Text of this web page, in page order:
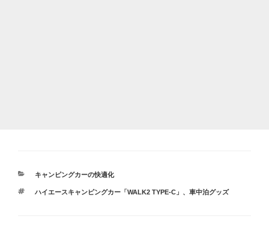
カ
ゴ
キャンピングカーの快適化
タ
ハイエースキャンピングカー「WALK2 TYPE-C」 、 車中泊グッズ